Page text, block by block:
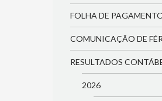
FOLHA DE
COMUNICAÇÃO DE
RESULTADOS
2026